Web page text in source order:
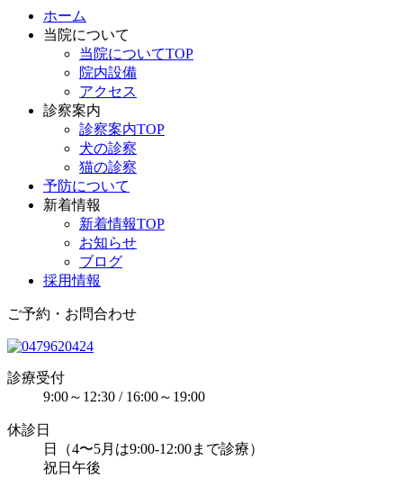
ホーム
当院について
当院についてTOP
院内設備
アクセス
診察案内
診察案内TOP
犬の診察
猫の診察
予防について
新着情報
新着情報TOP
お知らせ
ブログ
採用情報
ご予約・お問合わせ
診療受付
9:00～12:30 / 16:00～19:00
休診日
日（4〜5月は9:00-12:00まで診療）
祝日午後